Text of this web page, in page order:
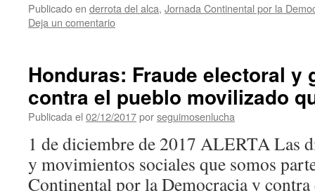
Publicado en derrota del alca, Jornada Continental por la
Deja un comentario
Honduras: Fraude electoral y
contra el pueblo movilizado
Publicada el 02/12/2017porseguimosenlucha
1 de diciembre de 2017 ALERTA Las
y movimientos sociales que somos
Continental por la Democracia y